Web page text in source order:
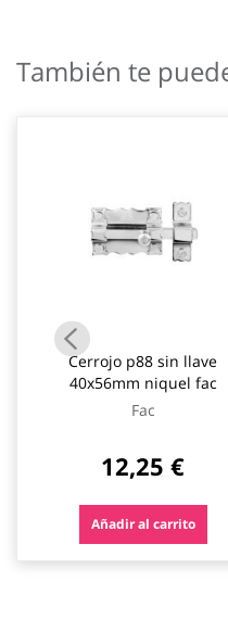
al
comienzo
También te
Cerrojo p88 sin llave
40x56mm niquel fac
Fac
12,25 €
Añadir al carrito